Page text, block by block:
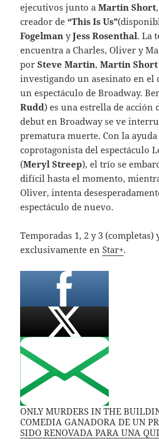
ejecutivos junto aMartin Short
creador de“This Is Us”
Fogelman yJess Rosenthal. La
encuentra a Charles, Oliver y
porSteve Martin,Martin Short
investigando un asesinato en el
un espectáculo de Broadway.
Rudd) es una estrella de acción
debut en Broadway se ve
prematura muerte. Con la ayuda
coprotagonista del espectáculo
(Meryl Streep), el trío se
difícil hasta el momento,
Oliver, intenta
espectáculo de nuevo.
Temporadas 1, 2 y 3 (completas)
exclusivamente enStar+.
ONLY MURDERS IN THE
COMEDIA GANADORA DE UN
SIDO RENOVADA PARA UNA